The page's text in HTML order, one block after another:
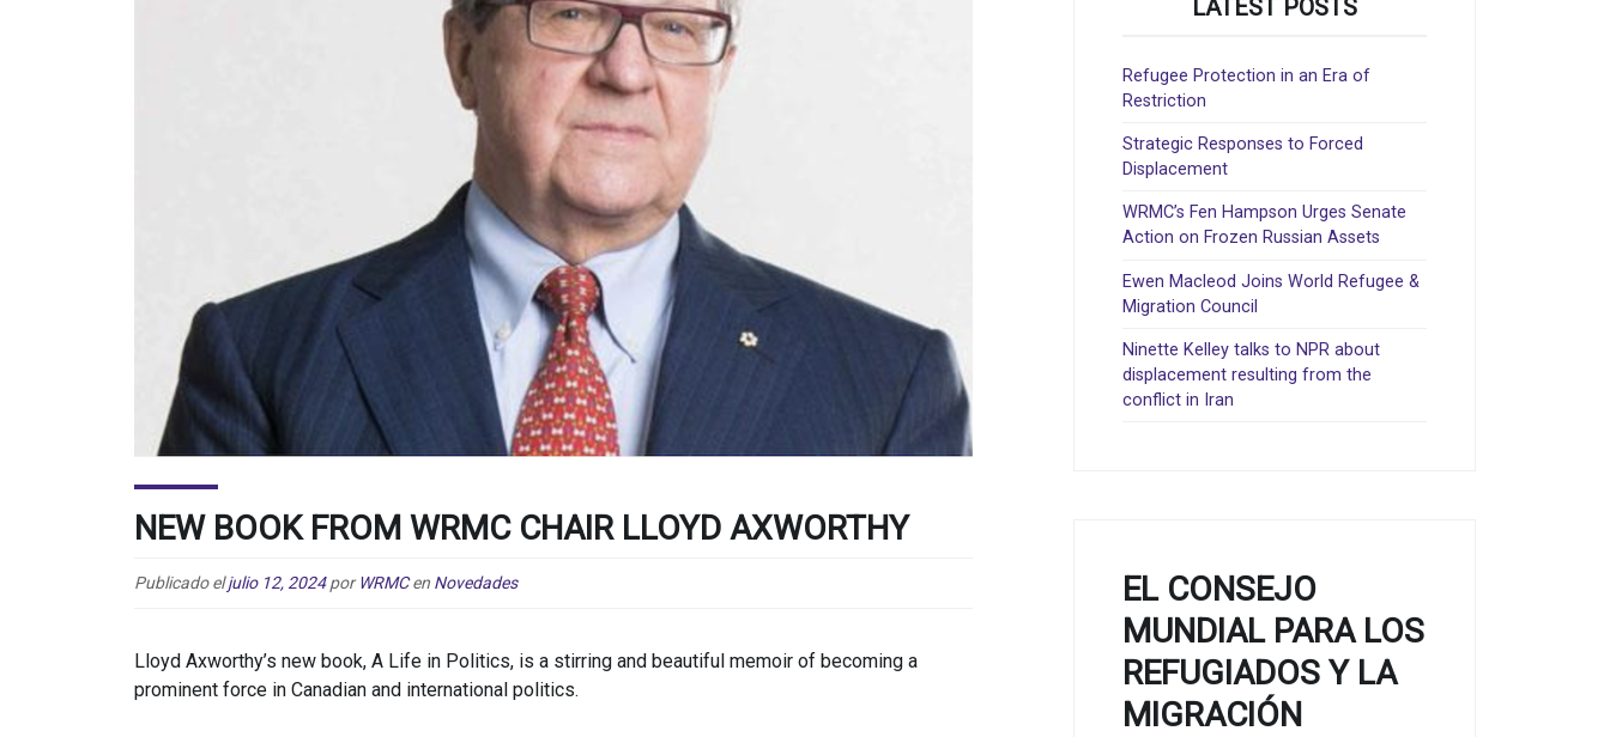
NEW BOOK FROM WRMC CHAIR LLOYD AXWORTHY
Publicado eljulio 12, 2024 por WRMC en Novedades
Lloyd Axworthy’s new book, A Life in Politics, is a stirring and beautiful memoir of becoming a
prominent force in Canadian and international politics.
LATEST POSTS
Refugee Protection in an Era of
Restriction
Strategic Responses to Forced
Displacement
WRMC’s Fen Hampson Urges Senate
Action on Frozen Russian Assets
Ewen Macleod Joins World Refugee &
Migration Council
Ninette Kelley talks to NPR about
displacement resulting from the
conflict in Iran
EL CONSEJO
MUNDIAL PARA LOS
REFUGIADOS Y LA
MIGRACIÓN